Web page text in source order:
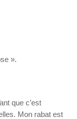
».
que c’est
Mon rabat est